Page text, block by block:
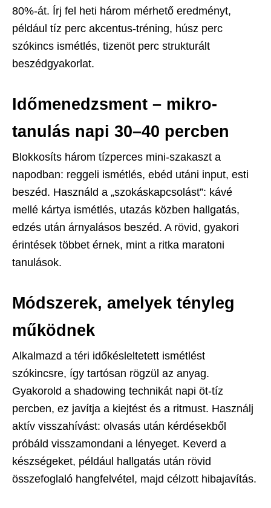
80%-át. Írj fel heti három mérhető eredményt,
például tíz perc akcentus-tréning, húsz perc
szókincs ismétlés, tizenöt perc strukturált
beszédgyakorlat.
Időmenedzsment – mikro-
tanulás napi 30–40 percben
Blokkosíts három tízperces mini-szakaszt a
napodban: reggeli ismétlés, ebéd utáni input, esti
beszéd. Használd a „szokáskapcsolást”: kávé
mellé kártya ismétlés, utazás közben hallgatás,
edzés után árnyalásos beszéd. A rövid, gyakori
érintések többet érnek, mint a ritka maratoni
tanulások.
Módszerek, amelyek tényleg
működnek
Alkalmazd a téri időkésleltetett ismétlést
szókincsre, így tartósan rögzül az anyag.
Gyakorold a shadowing technikát napi öt-tíz
percben, ez javítja a kiejtést és a ritmust. Használj
aktív visszahívást: olvasás után kérdésekből
próbáld visszamondani a lényeget. Keverd a
készségeket, például hallgatás után rövid
összefoglaló hangfelvétel, majd célzott hibajavítás.